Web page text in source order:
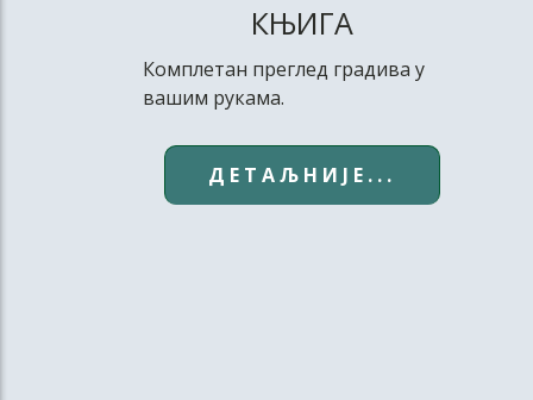
КЊИГА
Комплетан преглед градива у
вашим рукама.
ДЕТАЉНИЈЕ...